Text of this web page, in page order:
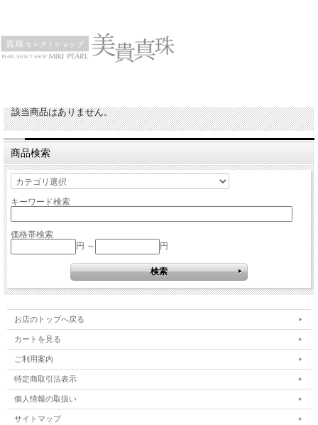
該当商品はありません。
商品検索
キーワード検索
価格帯検索
円 ～
円
お店のトップへ戻る
カートを見る
ご利用案内
特定商取引法表示
個人情報の取扱い
サイトマップ